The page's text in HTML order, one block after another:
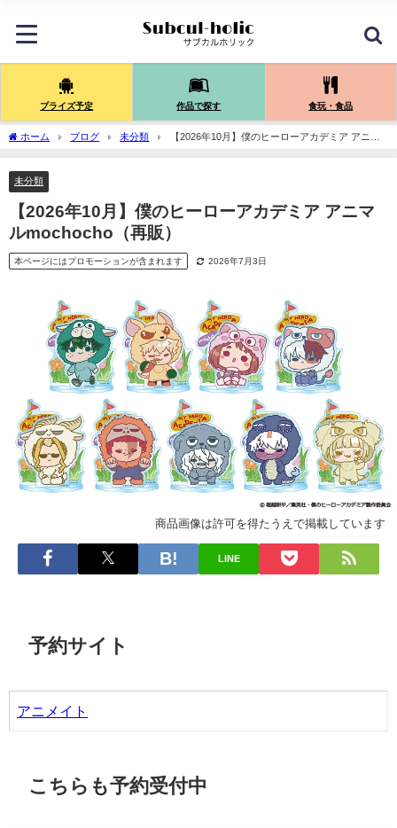
プライズ予定 作品で探す 食玩・食品
ホーム ブログ 未分類
【2026年10月】僕のヒーローアカデミア アニマ
ルmochocho（再販）
未分類
【2026年10月】僕のヒーローアカデミア アニマ
ルmochocho（再販）
本ページにはプロモーションが含まれます 2026年7月3日
商品画像は許可を得たうえで掲載しています
LINE
予約サイト
アニメイト
こちらも予約受付中